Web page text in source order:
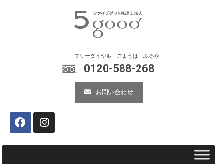
0120-588-268
お問い合わせ